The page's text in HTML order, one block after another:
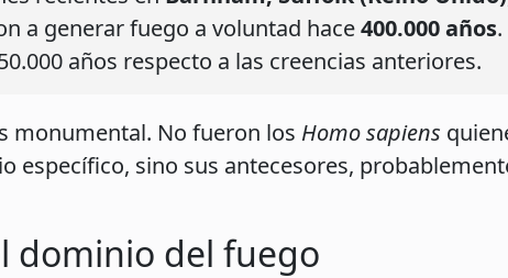
a generar fuego a voluntad hace400.000 años
años respecto a las creencias anteriores.
monumental. No fueron los Homo sapiens
específico, sino sus antecesores,
dominio del fuego